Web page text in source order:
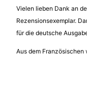
Vielen lieben Dank an
Rezensionsexemplar.
für die deutsche
Aus dem Französischen